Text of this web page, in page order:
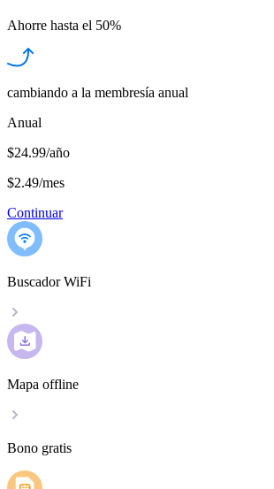
Ahorre hasta el 50%
cambiando a la membresía anual
Anual
$24.99/año
$2.49/mes
Continuar
Buscador WiFi
Mapa offline
Bono gratis